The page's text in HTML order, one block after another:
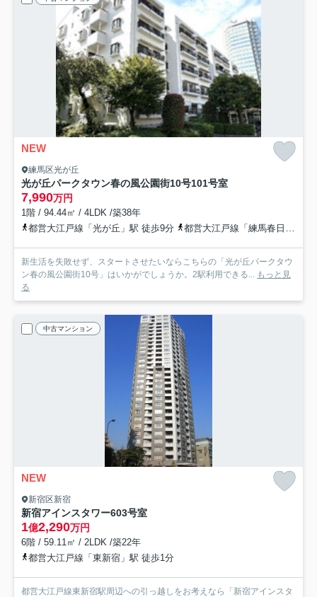
NEW
練馬区光が丘
光が丘パークタウン春の風公園街10号101号室
7,990万円
1階 / 94.44㎡ / 4LDK /築38年
都営大江戸線「光が丘」駅 徒歩9分
都営大江戸線「練馬春日町」駅 徒歩23分
新生活を失敗せず、スタートさせたいならこちらの「光が丘パークタウ
ン春の風公園街10号」はいかがでしょうか。2駅利用できる...
もっと見
る
中古マンション
NEW
新宿区新宿
新宿アインスタワー603号室
1億2,290万円
6階 / 59.11㎡ / 2LDK /築22年
都営大江戸線「東新宿」駅 徒歩1分
都営大江戸線東新宿駅周辺への引っ越しをお考えなら「新宿アインスタ